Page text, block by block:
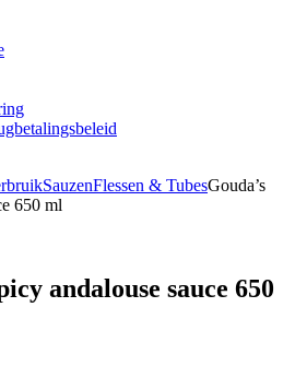
SauzenFlessen & TubesGouda’s
650 ml
andalouse sauce 650